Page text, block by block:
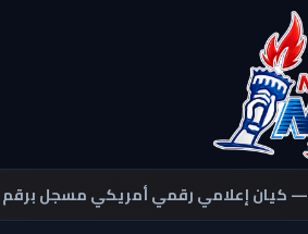
— كيان إعلامي رقمي أمريكي مسجل برقم